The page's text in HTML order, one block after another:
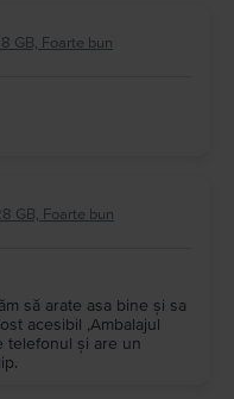
GB, Foarte bun
GB, Foarte bun
să arate asa bine și sa
acesibil ,Ambalajul
telefonul și are un